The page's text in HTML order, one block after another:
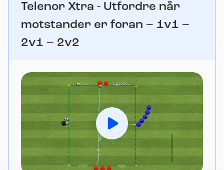
Telenor Xtra - Utfordre når
motstander er foran – 1v1 –
2v1 – 2v2
Spill av